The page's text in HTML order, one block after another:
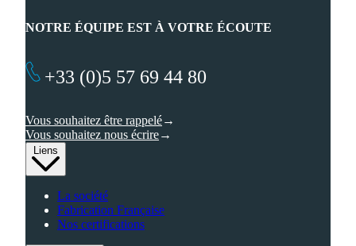
Liens
La société
Fabrication Française
Nos certifications
NOTRE ÉQUIPE EST À VOTRE ÉCOUTE
+33 (0)5 57 69 44 80
Vous souhaitez être rappelé
Vous souhaitez nous écrire